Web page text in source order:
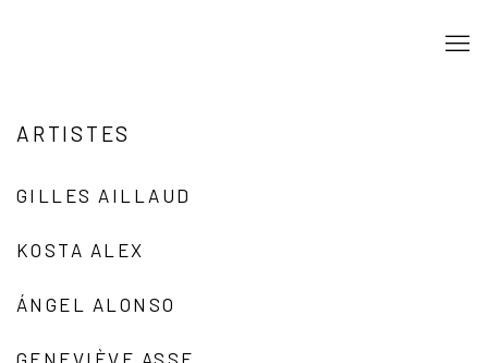
ARTISTES
GILLES AILLAUD
KOSTA ALEX
ÁNGEL ALONSO
GENEVIÈVE ASSE